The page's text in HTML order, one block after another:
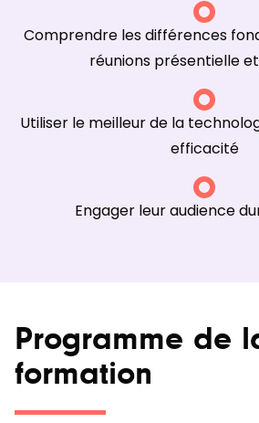
Comprendre les différences
réunions présentielle
Utiliser le meilleur de la
efficacité
Engager leur audience
Programme de
formation